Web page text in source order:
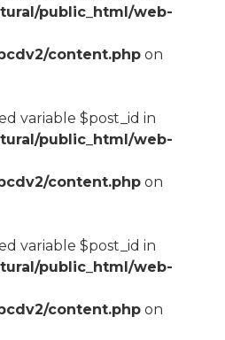
public_html/web-
content.phpon
variable $post_id in
public_html/web-
content.phpon
variable $post_id in
public_html/web-
content.phpon